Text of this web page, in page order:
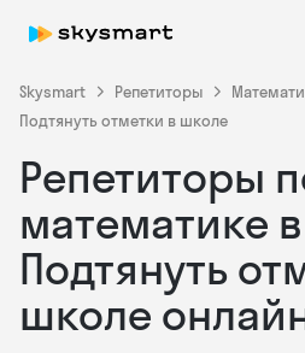
Skysmart Репетиторы
Подтянуть отметки в школе
Репетиторы
математике
Подтянуть
школе
Skysmart Chat